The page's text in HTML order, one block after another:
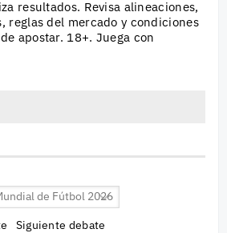
resultados. Revisa alineaciones,
reglas del mercado y condiciones
apostar. 18+. Juega con
Siguiente debate